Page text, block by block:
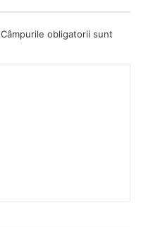
Câmpurile obligatorii sunt